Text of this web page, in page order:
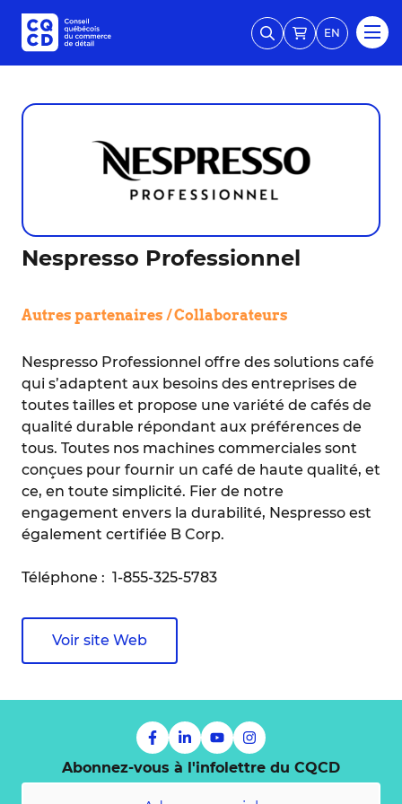
EN
Nespresso Professionnel
Autres partenaires / Collaborateurs
Nespresso Professionnel offre des solutions café
qui s’adaptent aux besoins des entreprises de
toutes tailles et propose une variété de cafés de
qualité durable répondant aux préférences de
tous. Toutes nos machines commerciales sont
conçues pour fournir un café de haute qualité, et
ce, en toute simplicité. Fier de notre
engagement envers la durabilité, Nespresso est
également certifiée B Corp.
Téléphone : 1-855-325-5783
Voir site Web
Abonnez-vous à l'infolettre du CQCD